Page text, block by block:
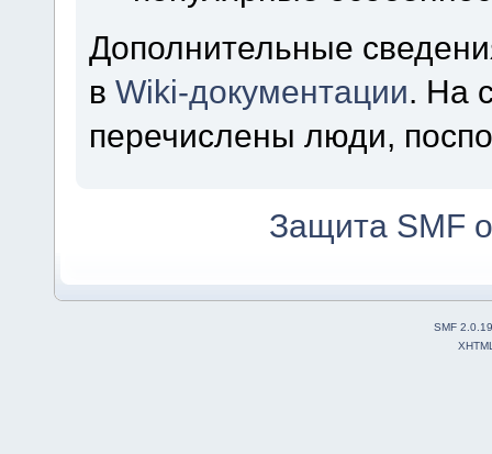
Дополнительные
вWiki-документации. На
перечислены люди,
Защита SMF
SMF 2.0.19